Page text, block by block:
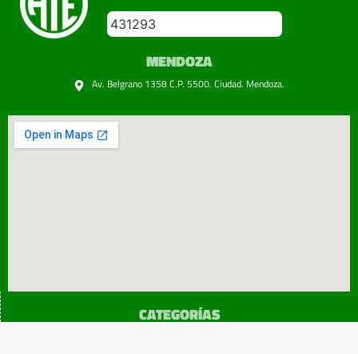
431293
MENDOZA
Av. Belgrano 1358 C.P. 5500. Ciudad. Mendoza.
CATEGORÍAS